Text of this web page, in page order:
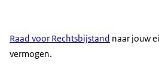
Raad voor Rechtsbijstand naar jouw
vermogen.